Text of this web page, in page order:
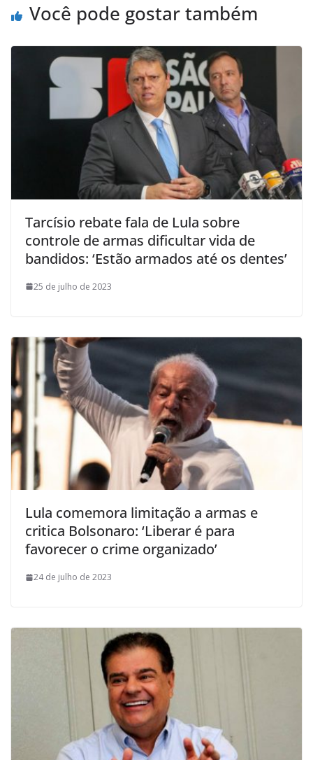
Você pode gostar também
Tarcísio rebate fala de Lula sobre
controle de armas dificultar vida de
bandidos: ‘Estão armados até os dentes’
25 de julho de 2023
Lula comemora limitação a armas e
critica Bolsonaro: ‘Liberar é para
favorecer o crime organizado’
24 de julho de 2023